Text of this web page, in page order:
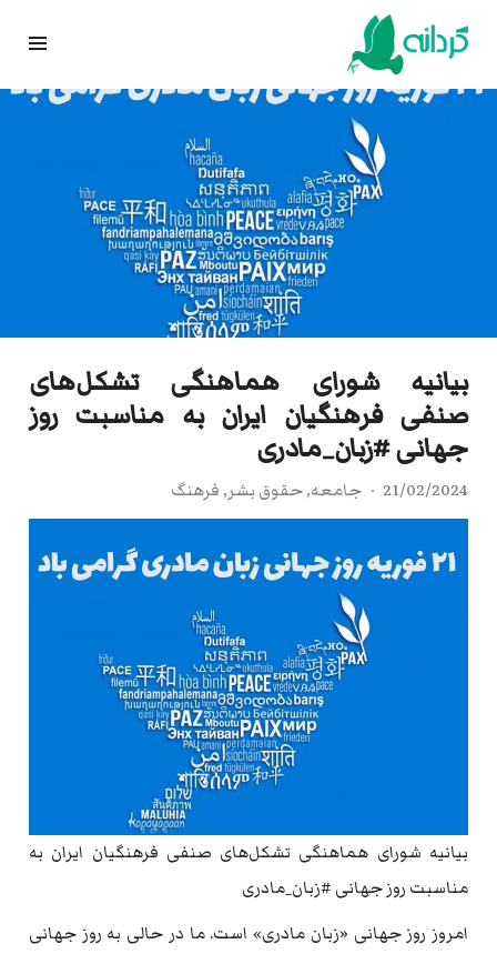
Skip
content
بیانیه شورای هماهنگی تشکل‌های
صنفی فرهنگیان ایران به مناسبت روز
جهانی #زبان_مادری
21/02/2024 جامعه,حقوق بشر, فرهنگ
بیانیه شورای هماهنگی تشکل‌های صنفی فرهنگیان ایران به
مناسبت روز جهانی #زبان_مادری
امروز روز جهانی «زبان مادری» است. ما در حالی به روز جهانی